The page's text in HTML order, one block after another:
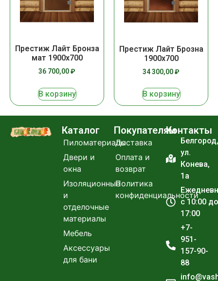
Престиж Лайт Бронза
мат 1900х700
36 700,00₽
В корзину
Престиж Лайт Брозна
1900х700
34 300,00₽
В корзину
Каталог
Пиломатериалы
Двери и
окна
Изоляционные
и
отделочные
материалы
Мебель
Аксессуары
для бани
Покупателям
Доставка
Оплата и
возврат
Политика
конфиденциальности
Контакты
Белгород,
ул.
Конева,
1а
с 10:00 до
17:00
+7-
951-
157-90-
88